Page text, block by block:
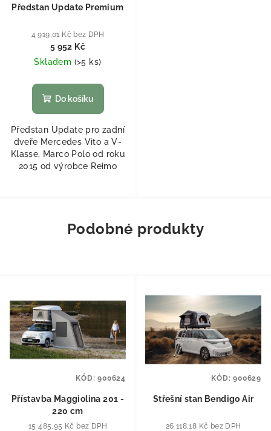
Předstan Update Premium
4 919,01 Kč bez DPH
5 952 Kč
Skladem (>5 ks)
Do košíku
Předstan Update pro zadní
dveře Mercedes Vito a V-
Klasse, Marco Polo od roku
2015 od výrobce Reimo
Podobné produkty
Přístavba Maggiolina 201 -
220 cm
15 485,95 Kč bez DPH
KÓD:900624
Střešní stan Bendigo Air
26 118,18 Kč bez DPH
KÓD:900629